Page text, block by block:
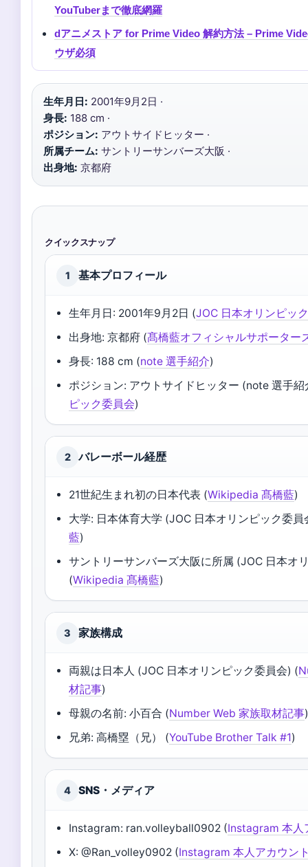
YouTuberまで徹底網羅
dアニメストア for Prime Video 解約方法 – Prime
ウザ必須
生年月日: 2001年9月2日 ·
身長: 188 cm ·
ポジション: アウトサイドヒッター ·
所属チーム: サントリーサンバーズ大阪 ·
出身地: 京都府
クイックスナップ
1 基本プロフィール
生年月日: 2001年9月2日 (JOC 日本オリンピッ
出身地: 京都府 (髙橋藍オフィシャルサポーター
身長: 188 cm (note 選手紹介)
ポジション: アウトサイドヒッター (note 選手紹
ピック委員会)
2 バレーボール経歴
21世紀生まれ初の日本代表 (Wikipedia 髙橋藍)
大学: 日本体育大学 (JOC 日本オリンピック委員
藍)
サントリーサンバーズ大阪に所属 (JOC 日本オ
(Wikipedia 髙橋藍)
3 家族構成
両親は日本人 (JOC 日本オリンピック委員会) (
材記事)
母親の名前: 小百合 (Number Web 家族取材記事
兄弟: 高橋塁（兄） (YouTube Brother Talk #1)
4 SNS・メディア
Instagram: ran.volleyball0902 (Instagram 本人
X: @Ran_volley0902 (Instagram 本人アカウン